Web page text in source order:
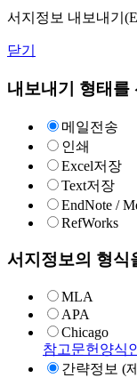
서지정보 내보내기
닫기
내보내기 형태를
메일전송
인쇄
Excel저장
Text저장
EndNote /
RefWorks
서지정보의 형식
MLA
APA
Chicago
참고문헌양식
간략정보 (